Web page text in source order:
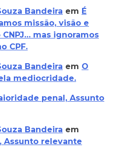
Bandeira em É
missão, visão e
mas ignoramos
CPF.
Bandeira em O
mediocridade.
penal, Assunto
Bandeira em
Assunto relevante